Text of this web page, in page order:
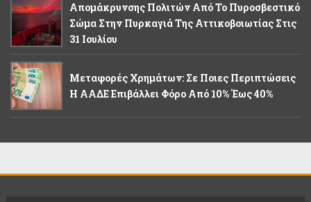
Απομάκρυνσης Πολιτών Από Το Πυροσβεστικό
Σώμα Στην Πυρκαγιά Της Αττικοβοιωτίας Στις
31 Ιουλίου
Μεταφορές Χρημάτων: Σε Ποιες Περιπτώσεις
Η ΑΑΔΕ Επιβάλλει Φόρο Από 10% Έως 40%